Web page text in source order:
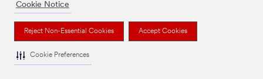
Cookie Notice
Reject Non-Essential Cookies Accept Cookies
Cookie Preferences